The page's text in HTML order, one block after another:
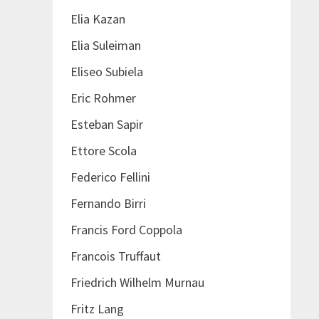
Elia Kazan
Elia Suleiman
Eliseo Subiela
Eric Rohmer
Esteban Sapir
Ettore Scola
Federico Fellini
Fernando Birri
Francis Ford Coppola
Francois Truffaut
Friedrich Wilhelm Murnau
Fritz Lang